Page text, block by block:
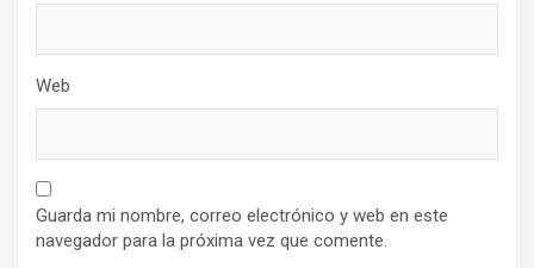
Web
Guarda mi nombre, correo electrónico y web en este
navegador para la próxima vez que comente.